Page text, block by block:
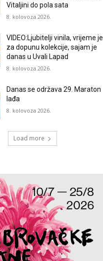
Vitaljini do pola sata
8. kolovoza 2026.
VIDEO:Ljubitelji vinila, vrijeme je
za dopunu kolekcije, sajam je
danas u Uvali Lapad
8. kolovoza 2026.
Danas se održava 29. Maraton
lađa
8. kolovoza 2026.
Load more